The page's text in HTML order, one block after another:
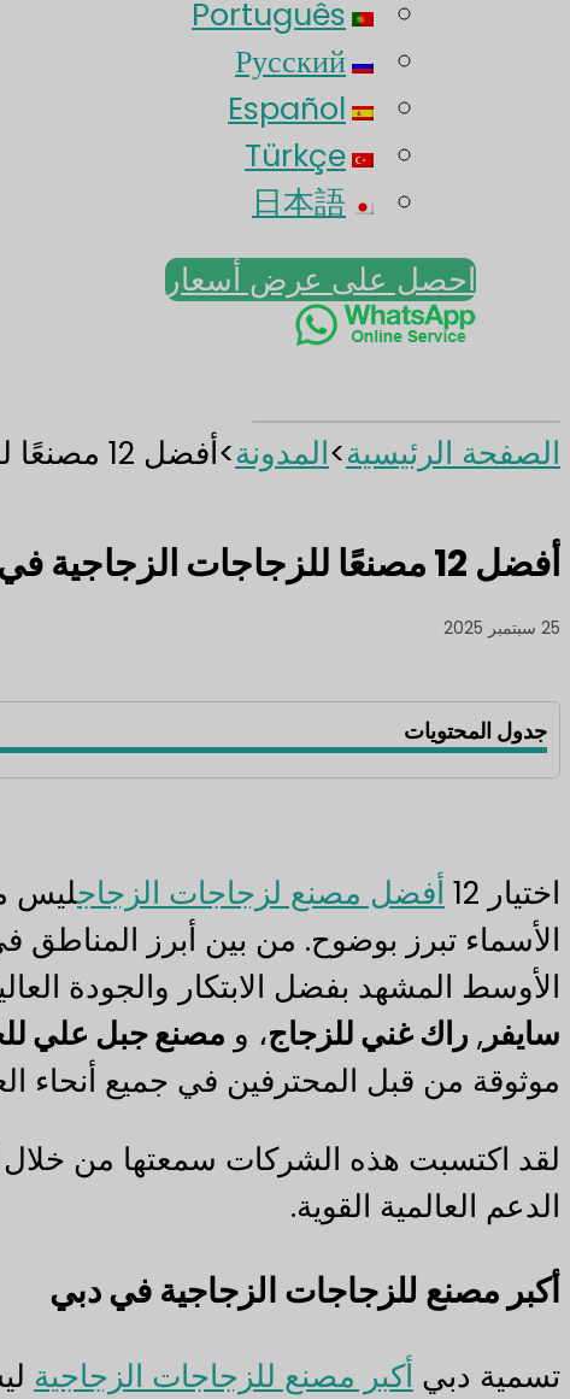
Português
Русский
Español
Türkçe
日本語
احصل على عرض أسعار
الصفحة الرئيسية>المدونة>أفضل 12 مصنعًا للزجاجات الزجاجية في دبي
أفضل 12 مصنعًا للزجاجات الزجاجية في دبي
25 سبتمبر 2025
جدول المحتويات
اختيار 12 أفضل مصنع لزجاجات الزجاجليس
الأسماء تبرز بوضوح. من بين أبرز المناطق
الأوسط المشهد بفضل الابتكار والجودة
سايفر, راك غني للزجاج، و مصنع جبل علي
موثوقة من قبل المحترفين في جميع أنحاء
لقد اكتسبت هذه الشركات سمعتها من خلال
الدعم العالمية القوية.
أكبر مصنع للزجاجات الزجاجية في دبي
تسمية دبي أكبر مصنع للزجاجات الزجاجية